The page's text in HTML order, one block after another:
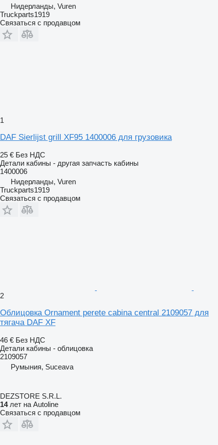
Нидерланды, Vuren
Truckparts1919
Связаться с продавцом
1
DAF Sierlijst grill XF95 1400006 для грузовика
25 € Без НДС
Детали кабины - другая запчасть кабины
1400006
Нидерланды, Vuren
Truckparts1919
Связаться с продавцом
2
Облицовка Ornament perete cabina central 2109057 для
тягача DAF XF
46 € Без НДС
Детали кабины - облицовка
2109057
Румыния, Suceava
DEZSTORE S.R.L.
14лет на Autoline
Связаться с продавцом